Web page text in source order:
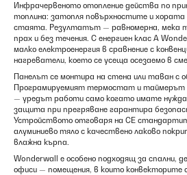
Инфрачервеното отопление действа по
топлина: затопля повърхностите и хората
стаята. Резултатът — равномерна, мека
прах и без течения. С енергиен клас А
малко електроенергия в сравнение с
нагреватели, което се усеща осезаемо в
Панелът се монтира на стена или таван с
Програмируемият термостат и таймерът
— уредът работи само когато имате
защита при прегряване гарантира
Устройството отговаря на CE
алуминиево тяло с качествено лаково
влажна кърпа.
Wonderwall е особено подходящ за спални,
офиси — помещения, в които конвекторите